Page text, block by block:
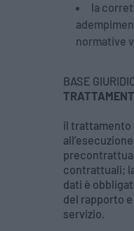
la
normative
BASE
il trattamento
contrattuali;
dati è
del rapporto e
servizio.